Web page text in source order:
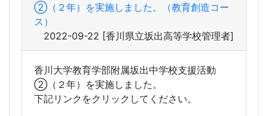
香川大学教育学部附属坂出中学校支援活動
②（２年）を実施しました。
下記リンクをクリックしてください。
令和４年度 | 香川県立坂出高等学校 (kagawa-
edu.jp)